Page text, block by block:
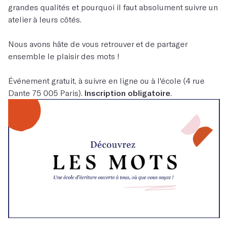
grandes qualités et pourquoi il faut absolument suivre un
atelier à leurs côtés.
Nous avons hâte de vous retrouver et de partager
ensemble le plaisir des mots !
Événement gratuit, à suivre en ligne ou à l'école (4 rue
Dante 75 005 Paris). Inscription obligatoire.